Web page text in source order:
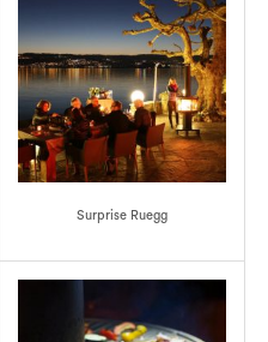
Surprise Ruegg